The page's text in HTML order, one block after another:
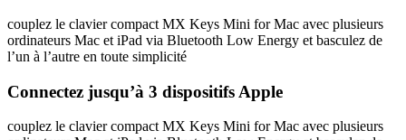
couplez le clavier compact MX Keys Mini for Mac avec plusieurs
ordinateurs Mac et iPad via Bluetooth Low Energy et basculez de
l’un à l’autre en toute simplicité
Connectez jusqu’à 3 dispositifs Apple
couplez le clavier compact MX Keys Mini for Mac avec plusieurs